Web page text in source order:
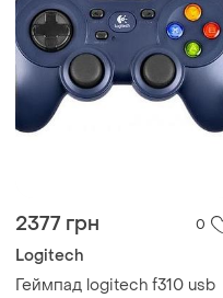
2377 грн 0
Logitech
Геймпад logitech f310 usb